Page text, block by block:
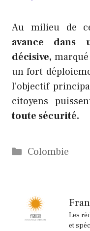
Au milieu de
avance dans
décisive,
un fort
l’objectif
citoyens
toute sécurité.
Catégories
Colombie
Les
et